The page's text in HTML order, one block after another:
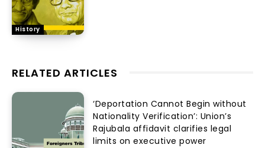
History
RELATED ARTICLES
‘Deportation Cannot Begin without
Nationality Verification’: Union’s
Rajubala affidavit clarifies legal
limits on executive power